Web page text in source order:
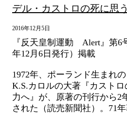
デル・カストロの死に思
2016年12月5日
『反天皇制運動 Alert』第6
年12月6日発行）掲載
1972年、ポーランド生まれ
K.S.カロルの大著『カスト
力へ』が、原著の刊行から2
された（読売新聞社）。71